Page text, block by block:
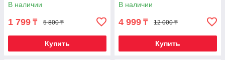
В наличии
1 799 ₸ 5 800 ₸
Купить
В наличии
4 999 ₸ 12 000 ₸
Купить